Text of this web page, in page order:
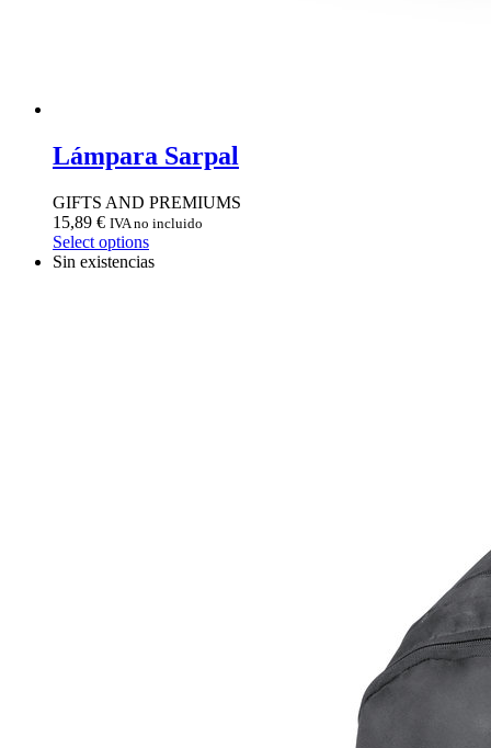
Lámpara Sarpal
GIFTS AND PREMIUMS
15,89 € IVA no incluido
Select options
Sin existencias